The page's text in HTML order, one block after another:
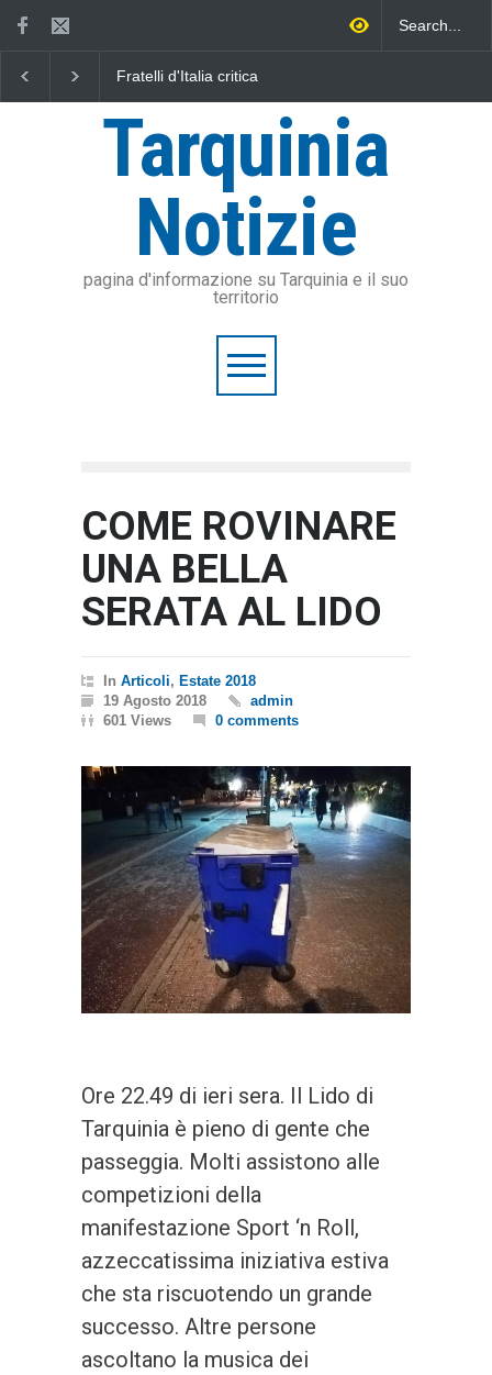
Fratelli d'Italia critica
dell'addizionale IRPEF: "una
stangata per i cittadini"
Viterbo uniti nella
mare
Tarquinia
Notizie
pagina d'informazione su Tarquinia e il suo
territorio
COME ROVINARE
UNA BELLA
SERATA AL LIDO
In Articoli, Estate 2018
19 Agosto 2018
admin
601 Views
0 comments
Ore 22.49 di ieri sera. Il Lido di
Tarquinia è pieno di gente che
passeggia. Molti assistono alle
competizioni della
manifestazione Sport ‘n Roll,
azzeccatissima iniziativa estiva
che sta riscuotendo un grande
successo. Altre persone
ascoltano la musica dei